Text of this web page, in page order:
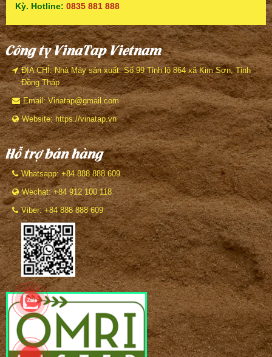
Kỳ. Hotline: 0835 881 888
Công ty VinaTap Vietnam
ĐỊA CHỈ: Nhà Máy sản xuất: Số 99 Tỉnh lộ 864 xã Kim Sơn, Tỉnh
Đồng Tháp
Email: Vinatap@gmail.com
Website: https://vinatap.vn
Hỗ trợ bán hàng
Whatsapp: +84 888 888 609
Wechat: +84 912 100 118
Viber: +84 888 888 609